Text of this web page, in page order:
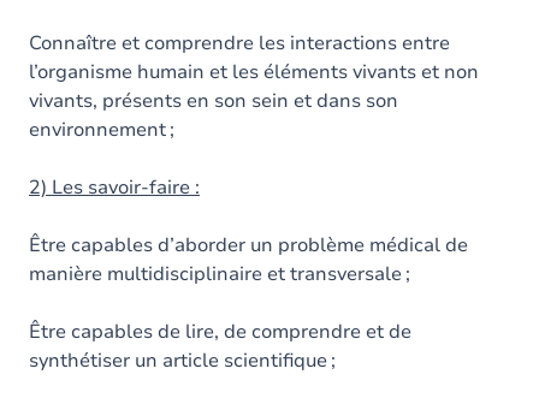
Connaître et comprendre les interactions entre
l’organisme humain et les éléments vivants et non
vivants, présents en son sein et dans son
environnement ;
2) Les savoir-faire :
Être capables d’aborder un problème médical de
manière multidisciplinaire et transversale ;
Être capables de lire, de comprendre et de
synthétiser un article scientifique ;